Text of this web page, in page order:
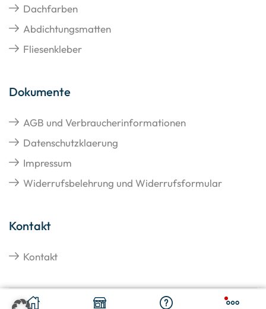
Dachfarben
Abdichtungsmatten
Fliesenkleber
Dokumente
AGB und Verbraucherinformationen
Datenschutzklaerung
Impressum
Widerrufsbelehrung und Widerrufsformular
Kontakt
Kontakt